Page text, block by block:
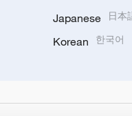
Japanese 日本
Korean 한국어